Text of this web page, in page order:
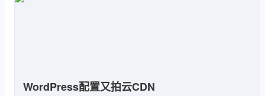
WordPress配置又拍云CDN